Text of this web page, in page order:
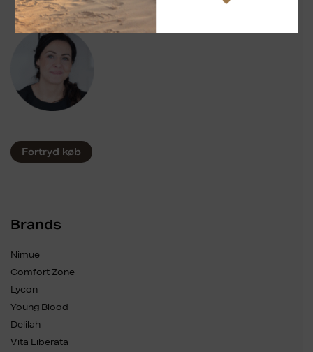
Fortryd køb
Brands
Nimue
Comfort Zone
Lycon
Young Blood
Delilah
Vita Liberata